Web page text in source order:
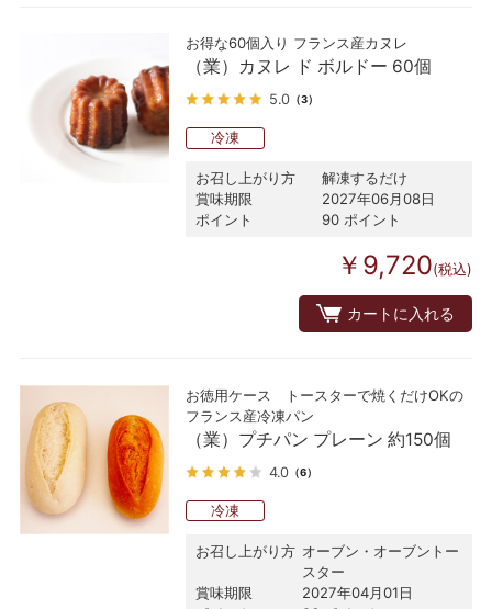
お得な60個入り フランス産カヌレ
（業）カヌレ ド ボルドー 60個
5.0 （3）
冷凍
お召し上がり方
解凍するだけ
賞味期限
2027年06月08日
ポイント
90 ポイント
￥9,720(税込)
カートに入れる
お徳用ケース トースターで焼くだけOKの
フランス産冷凍パン
（業）プチパン プレーン 約150個
4.0 （6）
冷凍
お召し上がり方 オーブン・オーブントー
スター
賞味期限
2027年04月01日